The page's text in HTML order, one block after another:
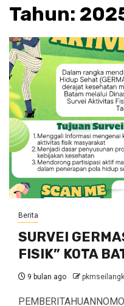
Tahun:
Berita
SURVEI
FISIK” KOTA
9 bulan ago